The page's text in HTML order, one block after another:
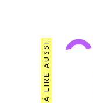
À LIRE AUSSI